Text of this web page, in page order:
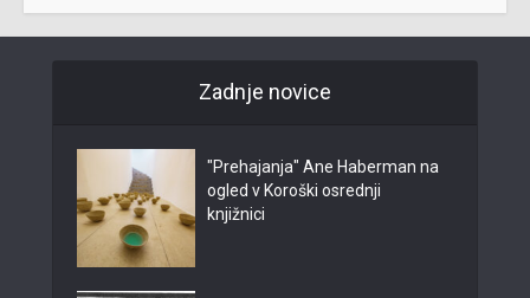
Zadnje novice
"Prehajanja" Ane Haberman na
ogled v Koroški osrednji
knjižnici